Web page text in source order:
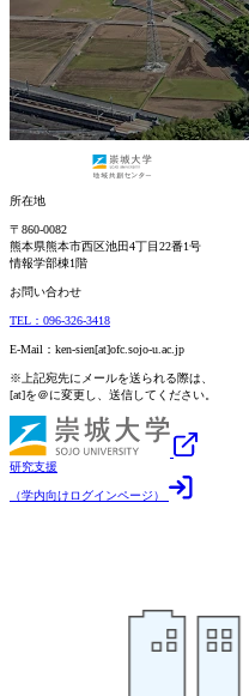
所在地
〒860-0082
熊本県熊本市西区池田4丁目22番1号
情報学部棟1階
お問い合わせ
TEL：096-326-3418
E-Mail：ken-sien[at]ofc.sojo-u.ac.jp
※上記宛先にメールを送られる際は、
[at]を＠に変更し、送信してください。
研究支援
（学内向けログインページ）